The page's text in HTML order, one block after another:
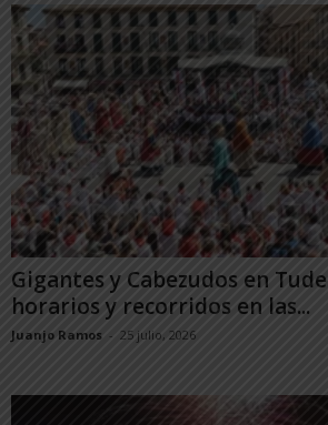
Gigantes y Cabezudos en
horarios y recorridos en las...
Juanjo Ramos - 25 julio, 2026